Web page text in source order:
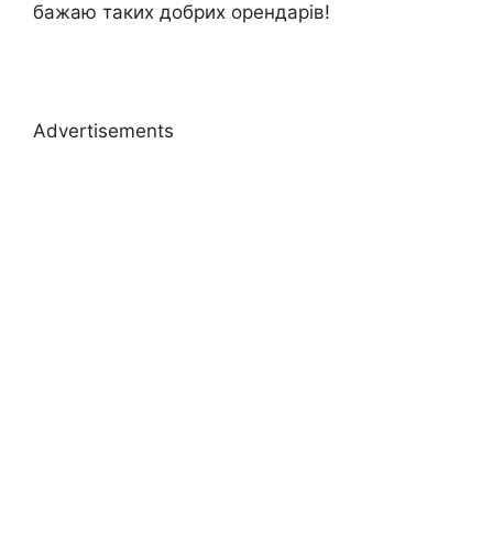
бажаю таких добрих орендарів!
Advertisements